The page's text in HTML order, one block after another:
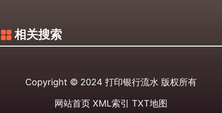
相关搜索
Copyright © 2024 打印银行流水 版权所有
网站首页 XML索引 TXT地图